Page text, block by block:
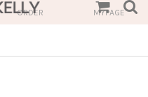
ORDER MYPAGE